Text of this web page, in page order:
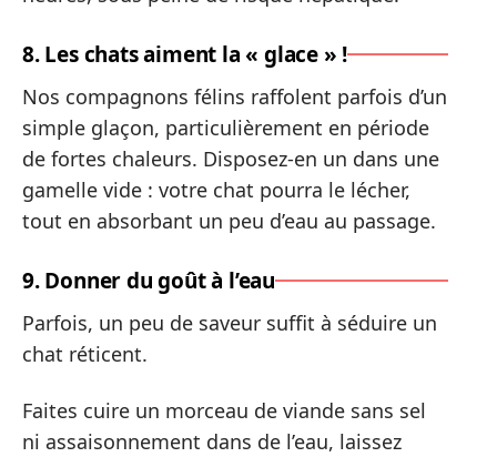
8. Les chats aiment la « glace » !
Nos compagnons félins raffolent parfois d’un
simple glaçon, particulièrement en période
de fortes chaleurs. Disposez-en un dans une
gamelle vide : votre chat pourra le lécher,
tout en absorbant un peu d’eau au passage.
9. Donner du goût à l’eau
Parfois, un peu de saveur suffit à séduire un
chat réticent.
Faites cuire un morceau de viande sans sel
ni assaisonnement dans de l’eau, laissez